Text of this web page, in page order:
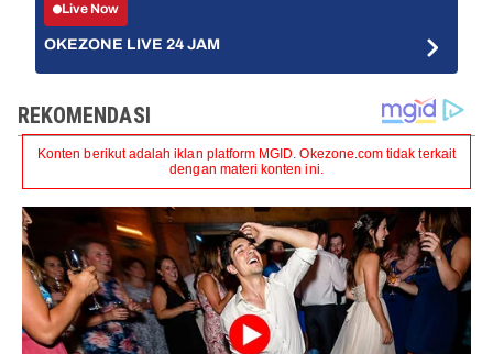
Live Now
OKEZONE LIVE 24 JAM